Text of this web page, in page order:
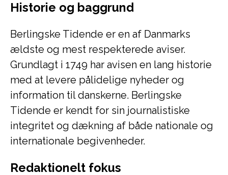
Historie og baggrund
Berlingske Tidende er en af Danmarks
ældste og mest respekterede aviser.
Grundlagt i 1749 har avisen en lang historie
med at levere pålidelige nyheder og
information til danskerne. Berlingske
Tidende er kendt for sin journalistiske
integritet og dækning af både nationale og
internationale begivenheder.
Redaktionelt fokus